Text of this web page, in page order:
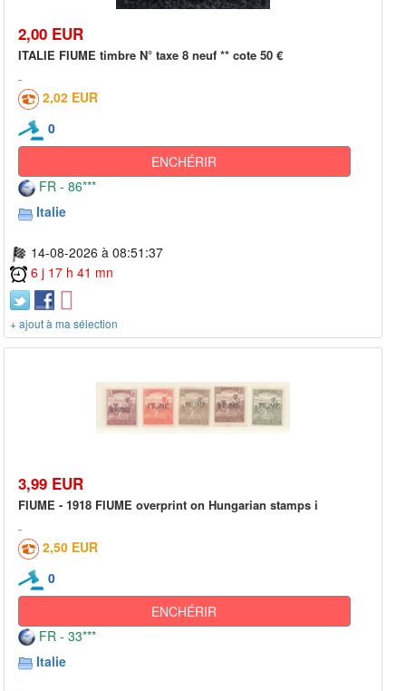
2,00 EUR
ITALIE FIUME timbre N° taxe 8 neuf ** cote 50 €
2,02 EUR
0
ENCHÉRIR
FR - 86***
Italie
14-08-2026 à 08:51:37
6 j 17 h 41 mn
+ ajout à ma sélection
3,99 EUR
FIUME - 1918 FIUME overprint on Hungarian stamps i
2,50 EUR
0
ENCHÉRIR
FR - 33***
Italie